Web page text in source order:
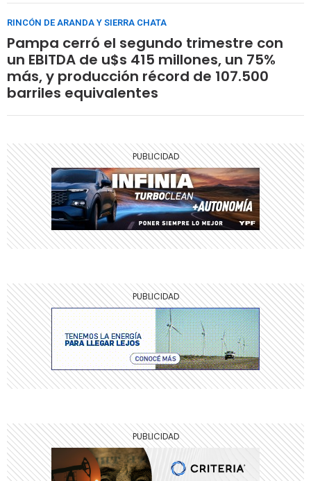
RINCÓN DE ARANDA Y SIERRA CHATA
Pampa cerró el segundo trimestre con
un EBITDA de u$s 415 millones, un 75%
más, y producción récord de 107.500
barriles equivalentes